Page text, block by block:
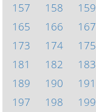
157
158 159
165
166 167
173
174 175
181
182 183
189
190 191
197
198 199